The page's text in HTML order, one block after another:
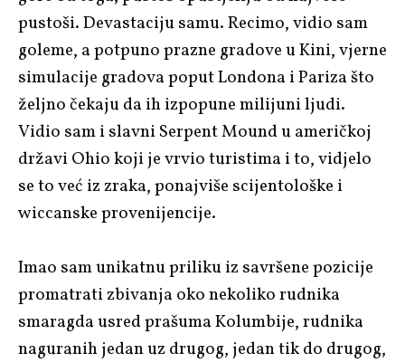
pustoši. Devastaciju samu. Recimo, vidio sam
goleme, a potpuno prazne gradove u Kini, vjerne
simulacije gradova poput Londona i Pariza što
željno čekaju da ih izpopune milijuni ljudi.
Vidio sam i slavni Serpent Mound u američkoj
državi Ohio koji je vrvio turistima i to, vidjelo
se to već iz zraka, ponajviše scijentološke i
wiccanske provenijencije.
Imao sam unikatnu priliku iz savršene pozicije
promatrati zbivanja oko nekoliko rudnika
smaragda usred prašuma Kolumbije, rudnika
naguranih jedan uz drugog, jedan tik do drugog,